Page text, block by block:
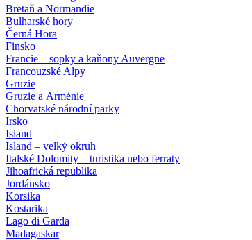
Bretaň a Normandie
Bulharské hory
Černá Hora
Finsko
Francie – sopky a kaňony Auvergne
Francouzské Alpy
Gruzie
Gruzie a Arménie
Chorvatské národní parky
Irsko
Island
Island – velký okruh
Italské Dolomity – turistika nebo ferraty
Jihoafrická republika
Jordánsko
Korsika
Kostarika
Lago di Garda
Madagaskar